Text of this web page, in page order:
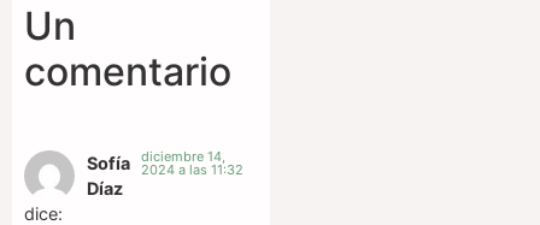
Un
comentario
Sofía
Díaz
dice:
diciembre 14,
2024 a las 11:32